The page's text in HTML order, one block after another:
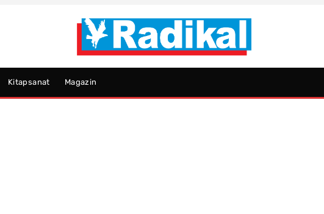
Kitapsanat Magazin